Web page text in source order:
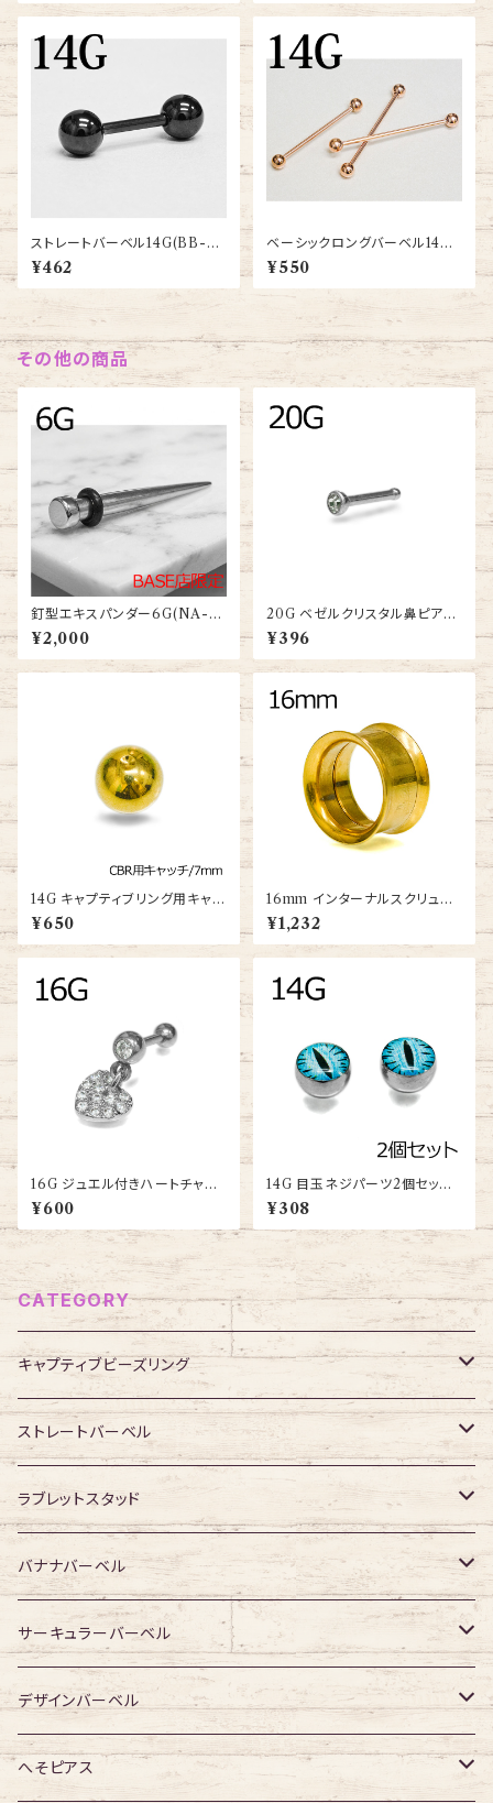
ストレートバーベル14G(BB-ST
003-10-14G-BK)
¥462
ベーシックロングバーベル14G
(GRB-14G-RG)
¥550
その他の商品
釘型エキスパンダー6G(NA-S
T001-5-6G-SS)
¥2,000
20G ベゼルクリスタル鼻ピアス
(SNS012-20G-SS-BA)
¥396
14G キャプティブリング用キャッ
チ7mm(DM-ST001-GP-BA)
¥650
16mm インターナルスクリュー
ダブルフレアアイレット(PDFT-
16m-GP-BA)
¥1,232
16G ジュエル付きハートチャー
ムバーベル(JA15898-16G-S
S)
¥600
14G 目玉ネジパーツ2個セット
(PJB-14G-SS-B)
¥308
CATEGORY
キャプティブビーズリング
316Lサージカルステンレス
ジュエル無し
ジュエル有り
サージカルチタン
ジュエル無し
ジュエル有り
アクリル・その他
ストレートバーベル
316Lサージカルステンレス
ジュエル無し
ジュエル有り
サージカルチタン
ジュエル無し
ジュエル有り
アクリル・その他
ラブレットスタッド
316Lサージカルステンレス
ジュエル無し
ジュエル有り
サージカルチタン
ジュエル無し
ジュエル有り
アクリル・その他
バナナバーベル
316Lサージカルステンレス
ジュエル無し
ジュエル有り
サージカルチタン
ジュエル無し
アクリル・その他
サーキュラーバーベル
316Lサージカルステンレス
ジュエル無し
サージカルチタン
デザインバーベル
ジュエル無し
へそピアス